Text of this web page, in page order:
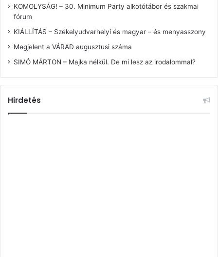
KOMOLYSÁG! – 30. Minimum Party alkotótábor és szakmai
fórum
KIÁLLÍTÁS – Székelyudvarhelyi és magyar – és menyasszony
Megjelent a VÁRAD augusztusi száma
SIMÓ MÁRTON – Majka nélkül. De mi lesz az irodalommal?
Hirdetés